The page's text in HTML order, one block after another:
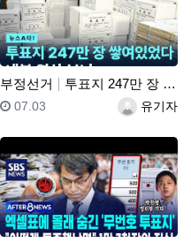
부정선거 투표지 247만 장 쌓여있었다 내부 영상 보니
등록자유기자
등록일
07.03